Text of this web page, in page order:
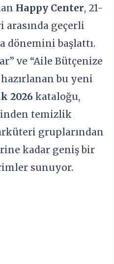
Happy Center, 21-
arasında geçerli
dönemini başlattı.
ve “Aile Bütçenize
bu yeni
2026 kataloğu,
temizlik
gruplarından
kadar geniş bir
sunuyor.